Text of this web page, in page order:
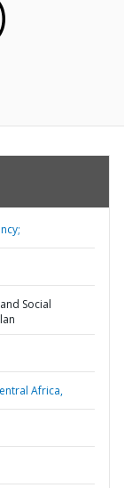
Social
Africa,